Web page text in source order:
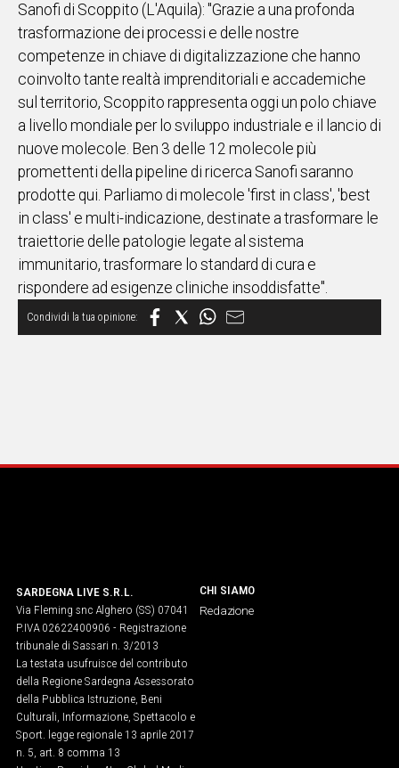
Sanofi di Scoppito (L'Aquila): "Grazie a una profonda
trasformazione dei processi e delle nostre
competenze in chiave di digitalizzazione che hanno
coinvolto tante realtà imprenditoriali e accademiche
sul territorio, Scoppito rappresenta oggi un polo chiave
a livello mondiale per lo sviluppo industriale e il lancio di
nuove molecole. Ben 3 delle 12 molecole più
promettenti della pipeline di ricerca Sanofi saranno
prodotte qui. Parliamo di molecole 'first in class', 'best
in class' e multi-indicazione, destinate a trasformare le
traiettorie delle patologie legate al sistema
immunitario, trasformare lo standard di cura e
rispondere ad esigenze cliniche insoddisfatte".
SARDEGNA LIVE S.R.L.
Via Fleming snc Alghero (SS) 07041
P.IVA 02622400906 - Registrazione
tribunale di Sassari n. 3/2013
La testata usufruisce del contributo
della Regione Sardegna Assessorato
della Pubblica Istruzione, Beni
Culturali, Informazione, Spettacolo e
Sport. legge regionale 13 aprile 2017
n. 5, art. 8 comma 13
CHI SIAMO
Redazione